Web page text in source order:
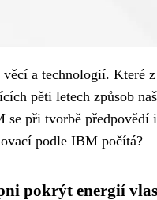
a technologií. Které
pěti letech způsob
při tvorbě
podle IBM počítá?
pokrýt energií